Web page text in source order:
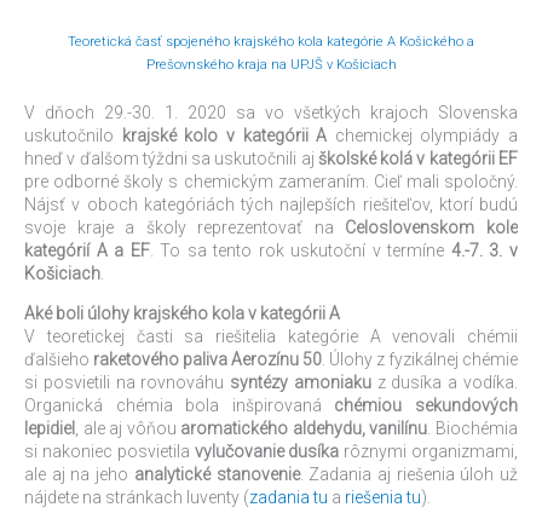
Teoretická časť spojeného krajského kola kategórie A Košického a
Prešovnského kraja na UPJŠ v Košiciach
V dňoch 29.-30. 1. 2020 sa vo všetkých krajoch Slovenska
uskutočnilo krajské kolo v kategórii A chemickej olympiády a
hneď v ďalšom týždni sa uskutočnili aj školské kolá v kategórii EF
pre odborné školy s chemickým zameraním. Cieľ mali spoločný.
Nájsť v oboch kategóriách tých najlepších riešiteľov, ktorí budú
svoje kraje a školy reprezentovať na Celoslovenskom kole
kategórií A a EF. To sa tento rok uskutoční v termíne 4.-7. 3. v
Košiciach
Aké boli úlohy krajského kola v kategórii A
V teoretickej časti sa riešitelia kategórie A venovali chémii
ďalšieho raketového paliva Aerozínu 50 . Úlohy z fyzikálnej chémie
si posvietili na rovnováhu syntézy amoniakuz dusíka a vodíka.
Organická chémia bola inšpirovaná chémiou sekundových
lepidiel , ale aj vôňou aromatického aldehydu, vanilínu . Biochémia
si nakoniec posvietila vylučovanie dusíka rôznymi organizmami,
ale aj na jeho analytické stanovenie. Zadania aj riešenia úloh už
nájdete na stránkach Iuventy (zadania tu a riešenia tu).
Celoštátne